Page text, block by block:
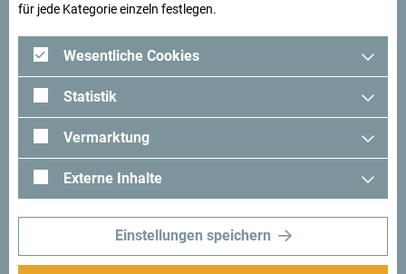
für jede Kategorie einzeln festlegen.
Wesentliche Cookies
Statistik
Vermarktung
Externe Inhalte
Einstellungen speichern